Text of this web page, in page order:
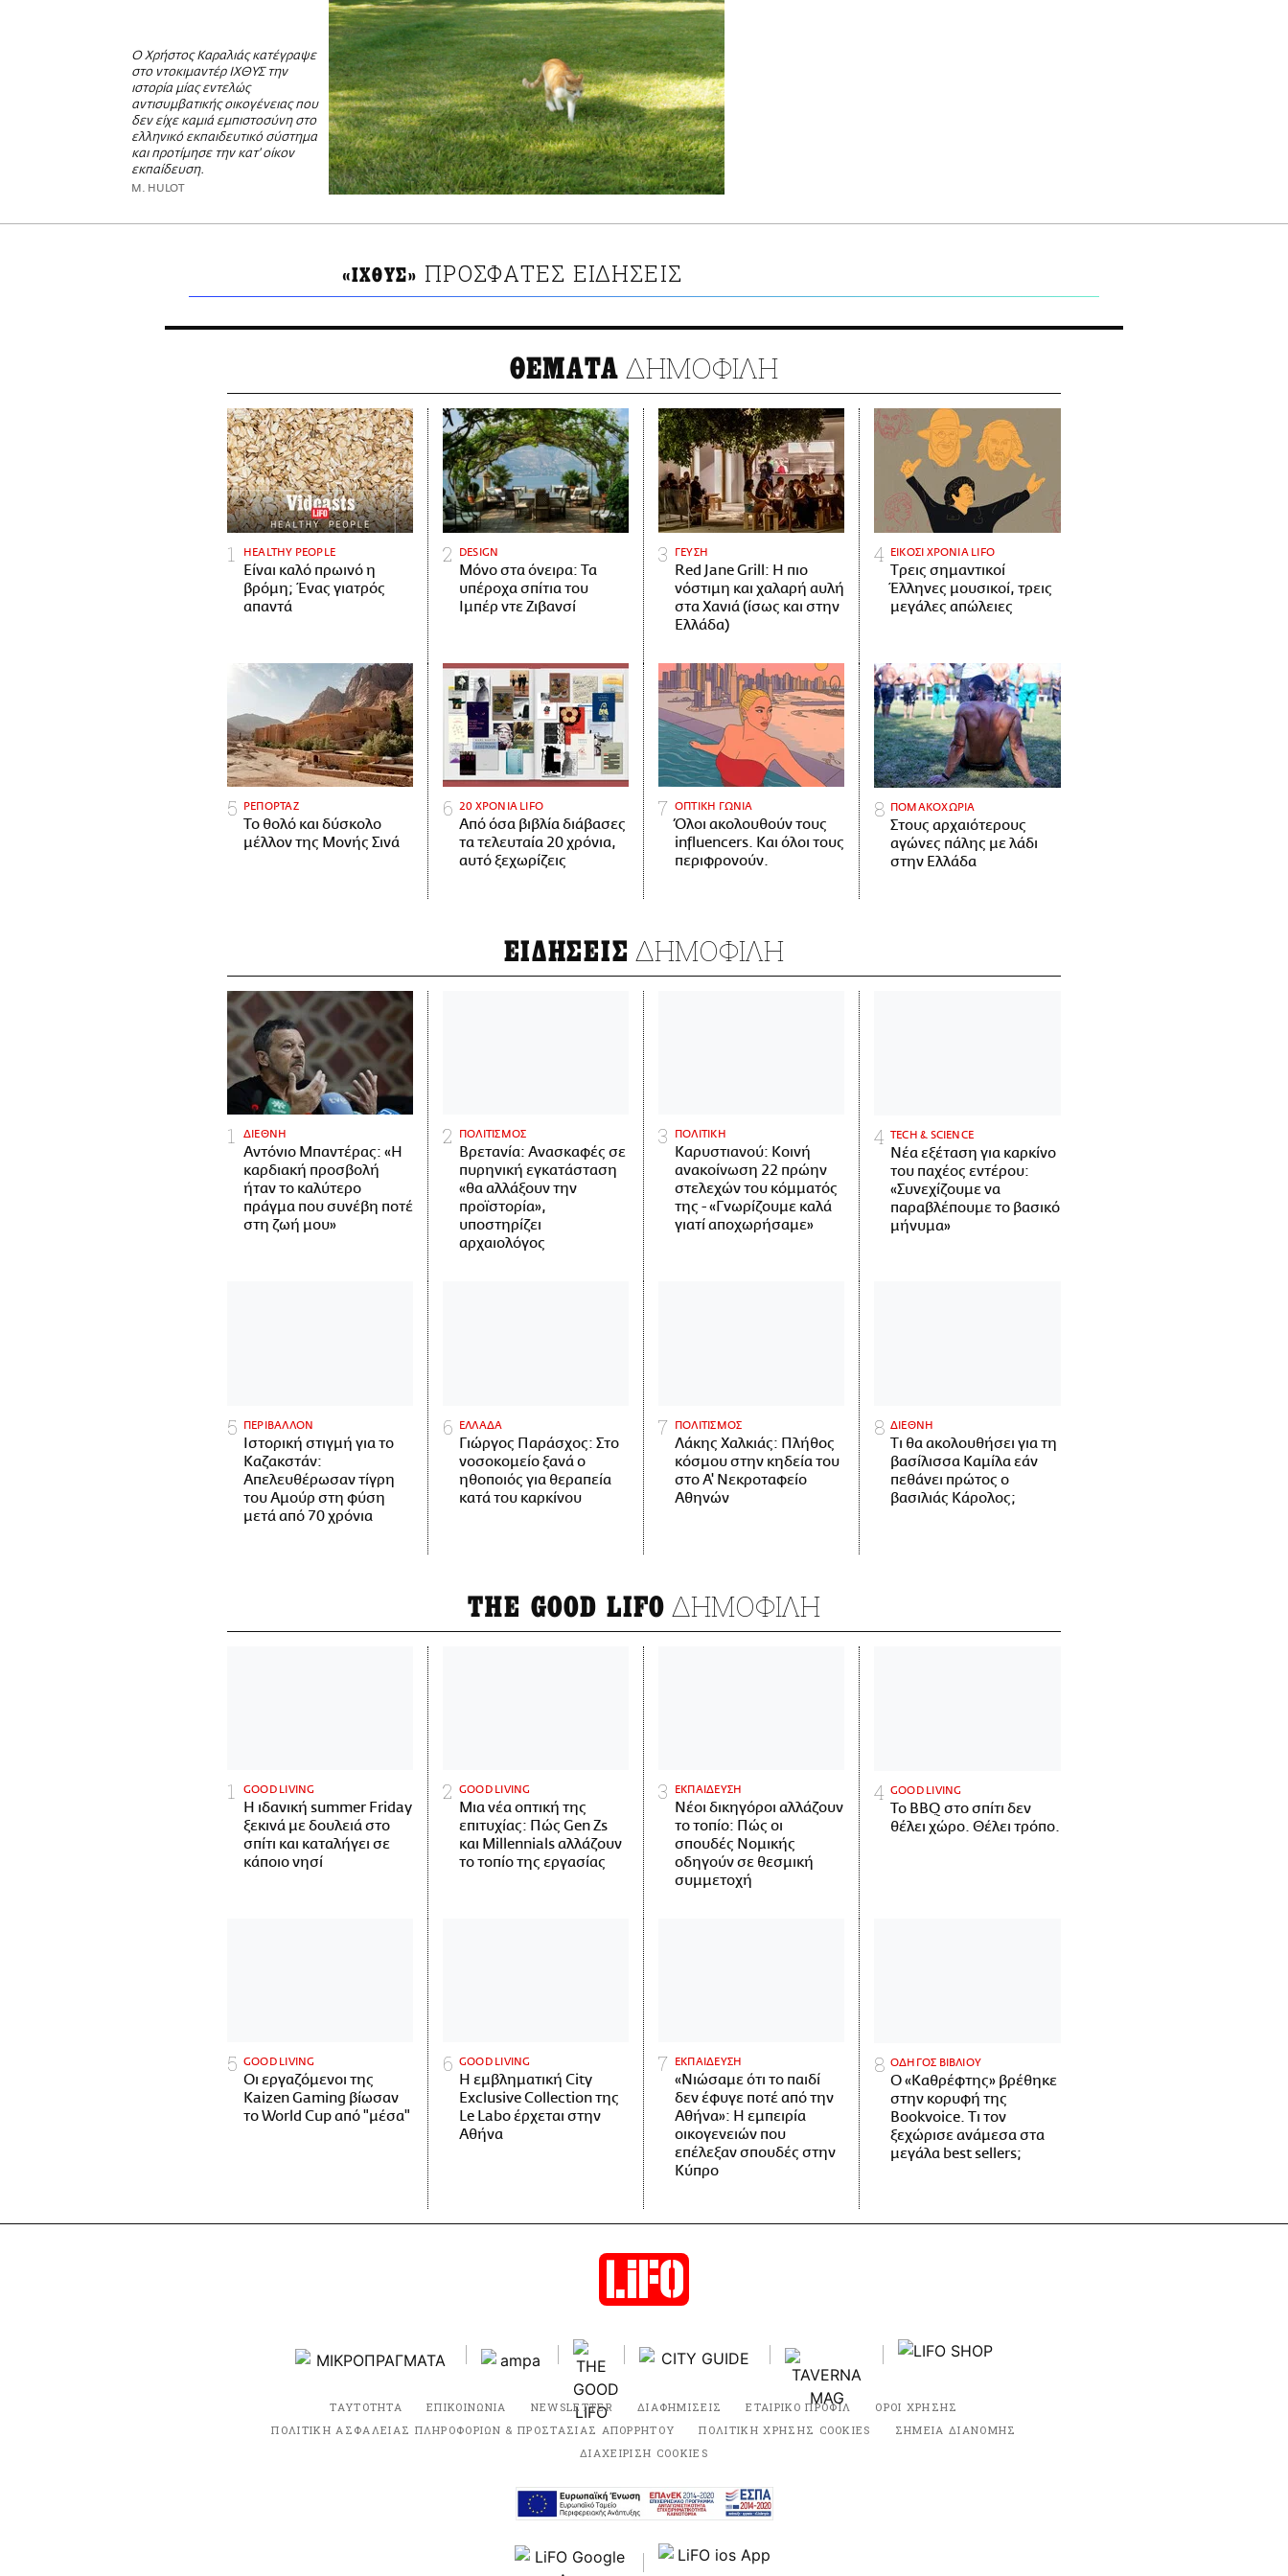
Ο Χρήστος Καραλιάς κατέγραψε
στο ντοκιμαντέρ ΙΧΘΥΣ την
ιστορία μίας εντελώς
αντισυμβατικής οικογένειας που
δεν είχε καμιά εμπιστοσύνη στο
ελληνικό εκπαιδευτικό σύστημα
και προτίμησε την κατ' οίκον
εκπαίδευση.
M. HULOT
«ΙΧΘΥΣ» ΠΡΟΣΦΑΤΕΣ ΕΙΔΗΣΕΙΣ
ΘΕΜΑΤΑ ΔΗΜΟΦΙΛΗ
HEALTHY PEOPLE
Είναι καλό πρωινό η
βρόμη; Ένας γιατρός
απαντά
DESIGN
Μόνο στα όνειρα: Τα
υπέροχα σπίτια του
Ιμπέρ ντε Ζιβανσί
ΓΕΥΣΗ
Red Jane Grill: Η πιο
νόστιμη και χαλαρή αυλή
στα Χανιά (ίσως και στην
Ελλάδα)
ΕΙΚΟΣΙ ΧΡΟΝΙΑ LIFO
Tρεις σημαντικοί
Έλληνες μουσικοί, τρεις
μεγάλες απώλειες
ΡΕΠΟΡΤΑΖ
Το θολό και δύσκολο
μέλλον της Μονής Σινά
20 ΧΡΟΝΙΑ LIFO
Από όσα βιβλία διάβασες
τα τελευταία 20 χρόνια,
αυτό ξεχωρίζεις
ΟΠΤΙΚΗ ΓΩΝΙΑ
Όλοι ακολουθούν τους
influencers. Και όλοι τους
περιφρονούν.
ΠΟΜΑΚΟΧΩΡΙΑ
Στους αρχαιότερους
αγώνες πάλης με λάδι
στην Ελλάδα
ΕΙΔΗΣΕΙΣ ΔΗΜΟΦΙΛΗ
ΔΙΕΘΝΗ
Αντόνιο Μπαντέρας: «Η
καρδιακή προσβολή
ήταν το καλύτερο
πράγμα που συνέβη ποτέ
στη ζωή μου»
ΠΟΛΙΤΙΣΜΟΣ
Βρετανία: Ανασκαφές σε
πυρηνική εγκατάσταση
«θα αλλάξουν την
προϊστορία»,
υποστηρίζει
αρχαιολόγος
ΠΟΛΙΤΙΚΗ
Καρυστιανού: Κοινή
ανακοίνωση 22 πρώην
στελεχών του κόμματός
της - «Γνωρίζουμε καλά
γιατί αποχωρήσαμε»
ΤECH & SCIENCE
Νέα εξέταση για καρκίνο
του παχέος εντέρου:
«Συνεχίζουμε να
παραβλέπουμε το βασικό
μήνυμα»
ΠΕΡΙΒΑΛΛΟΝ
Ιστορική στιγμή για το
Καζακστάν:
Απελευθέρωσαν τίγρη
του Αμούρ στη φύση
μετά από 70 χρόνια
ΕΛΛΑΔΑ
Γιώργος Παράσχος: Στο
νοσοκομείο ξανά ο
ηθοποιός για θεραπεία
κατά του καρκίνου
ΠΟΛΙΤΙΣΜΟΣ
Λάκης Χαλκιάς: Πλήθος
κόσμου στην κηδεία του
στο Α' Νεκροταφείο
Αθηνών
ΔΙΕΘΝΗ
Τι θα ακολουθήσει για τη
βασίλισσα Καμίλα εάν
πεθάνει πρώτος ο
βασιλιάς Κάρολος;
THE GOOD LIFO ΔΗΜΟΦΙΛΗ
GOOD LIVING
Η ιδανική summer Friday
ξεκινά με δουλειά στο
σπίτι και καταλήγει σε
κάποιο νησί
GOOD LIVING
Μια νέα οπτική της
επιτυχίας: Πώς Gen Zs
και Millennials αλλάζουν
το τοπίο της εργασίας
ΕΚΠΑΙΔΕΥΣΗ
Νέοι δικηγόροι αλλάζουν
το τοπίο: Πώς οι
σπουδές Νομικής
οδηγούν σε θεσμική
συμμετοχή
GOOD LIVING
Το BBQ στο σπίτι δεν
θέλει χώρο. Θέλει τρόπο.
GOOD LIVING
Οι εργαζόμενοι της
Kaizen Gaming βίωσαν
το World Cup από "μέσα"
GOOD LIVING
Η εμβληματική City
Exclusive Collection της
Le Labo έρχεται στην
Αθήνα
ΕΚΠΑΙΔΕΥΣΗ
«Νιώσαμε ότι το παιδί
δεν έφυγε ποτέ από την
Αθήνα»: Η εμπειρία
οικογενειών που
επέλεξαν σπουδές στην
Κύπρο
ΟΔΗΓΟΣ ΒΙΒΛΙΟΥ
Ο «Καθρέφτης» βρέθηκε
στην κορυφή της
Bookvoice. Τι τον
ξεχώρισε ανάμεσα στα
μεγάλα best sellers;
ΤΑΥΤΟΤΗΤΑ ΕΠΙΚΟΙΝΩΝΙΑ NEWSLETTER ΔΙΑΦΗΜΙΣΕΙΣ ΕΤΑΙΡΙΚΟ ΠΡΟΦΙΛ
ΟΡΟΙ ΧΡΗΣΗΣ
ΠΟΛΙΤΙΚΗ ΑΣΦΑΛΕΙΑΣ ΠΛΗΡΟΦΟΡΙΩΝ & ΠΡΟΣΤΑΣΙΑΣ ΑΠΟΡΡΗΤΟΥ
ΠΟΛΙΤΙΚΗ ΧΡΗΣΗΣ COOKIES
ΣΗΜΕΙΑ ΔΙΑΝΟΜΗΣ
ΔΙΑΧΕΙΡΙΣΗ COOKIES